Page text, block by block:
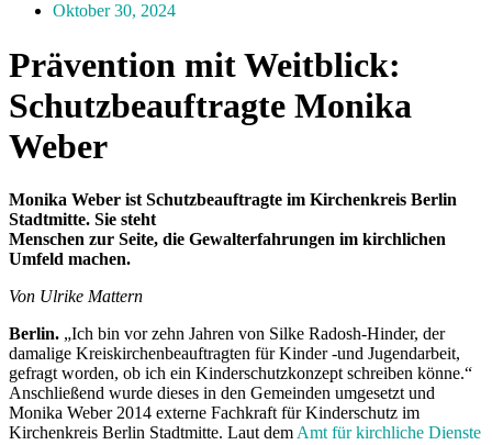
Oktober 30, 2024
Prävention mit Weitblick:
Schutzbeauftragte Monika
Weber
Monika Weber ist Schutzbeauftragte im Kirchenkreis Berlin
Stadtmitte. Sie steht
Menschen zur Seite, die Gewalterfahrungen im kirchlichen
Umfeld machen.
Von Ulrike Mattern
Berlin. „Ich bin vor zehn Jahren von Silke Radosh-Hinder, der
damalige Kreiskirchenbeauftragten für Kinder -und Jugendarbeit,
gefragt worden, ob ich ein Kinderschutzkonzept schreiben könne.“
Anschließend wurde dieses in den Gemeinden umgesetzt und
Monika Weber 2014 externe Fachkraft für Kinderschutz im
Kirchenkreis Berlin Stadtmitte. Laut dem Amt für kirchliche Dienste